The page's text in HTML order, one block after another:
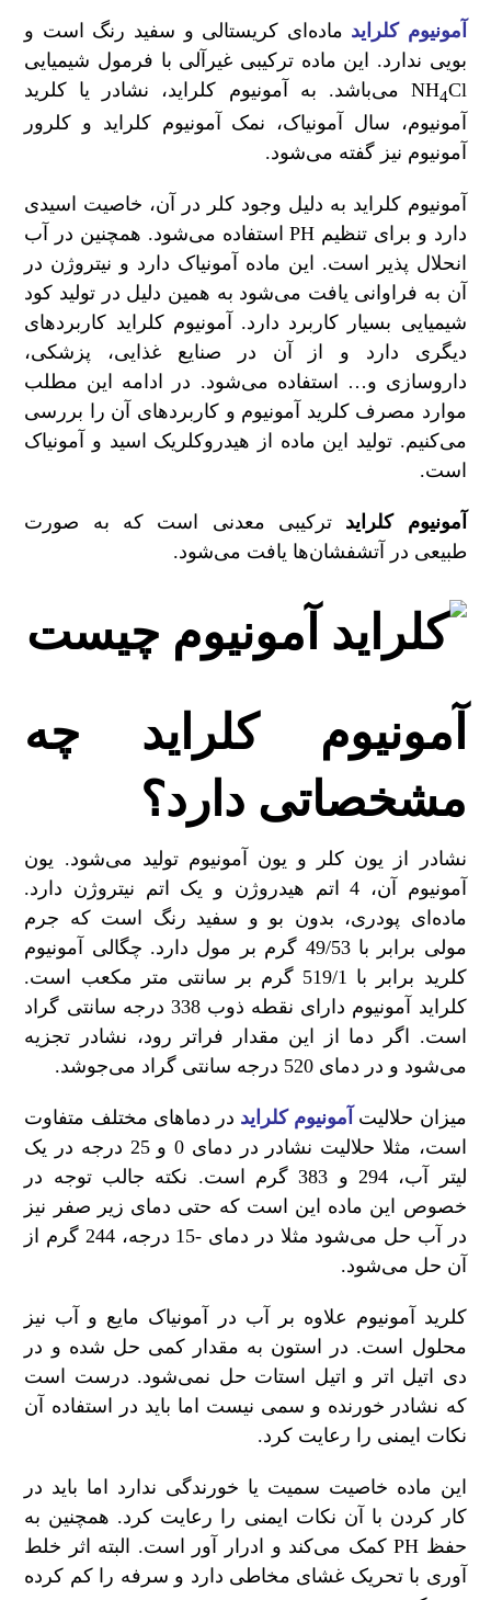
آمونیوم کلراید ماده‌ای کریستالی و سفید رنگ است و
بویی ندارد. این ماده ترکیبی غیرآلی با فرمول شیمیایی
NH4
Cl می‌باشد. به آمونیوم کلراید، نشادر یا کلرید
آمونیوم، سال آمونیاک، نمک آمونیوم کلراید و کلرور
آمونیوم نیز گفته می‌شود.
آمونیوم کلراید به دلیل وجود کلر در آن، خاصیت اسیدی
دارد و برای تنظیم PH استفاده می‌شود. همچنین در آب
انحلال پذیر است. این ماده آمونیاک دارد و نیتروژن در
آن به فراوانی یافت می‌شود به همین دلیل در تولید کود
شیمیایی بسیار کاربرد دارد. آمونیوم کلراید کاربردهای
دیگری دارد و از آن در صنایع غذایی، پزشکی،
داروسازی و… استفاده می‌شود. در ادامه این مطلب
موارد مصرف کلرید آمونیوم و کاربرد‌های آن را بررسی
می‌کنیم. تولید این ماده از هیدروکلریک اسید و آمونیاک
است.
آمونیوم کلراید ترکیبی معدنی است که به صورت
طبیعی در آتشفشان‌ها یافت می‌شود.
آمونیوم کلراید چه
مشخصاتی دارد؟
نشادر از یون کلر و یون آمونیوم تولید می‌شود. یون
آمونیوم آن، 4 اتم هیدروژن و یک اتم نیتروژن دارد.
ماده‌ای پودری، بدون بو و سفید رنگ است که جرم
مولی برابر با 49/53 گرم بر مول دارد. چگالی آمونیوم
کلرید برابر با 519/1 گرم بر سانتی متر مکعب است.
کلراید آمونیوم دارای نقطه ذوب 338 درجه سانتی گراد
است. اگر دما از این مقدار فراتر رود، نشادر تجزیه
می‌شود و در دمای 520 درجه سانتی گراد می‌جوشد.
میزان حلالیت آمونیوم کلراید در دماهای مختلف متفاوت
است، مثلا حلالیت نشادر در دمای 0 و 25 درجه در یک
لیتر آب، 294 و 383 گرم است. نکته جالب توجه در
خصوص این ماده این است که حتی دمای زیر صفر نیز
در آب حل می‌شود مثلا در دمای -15 درجه، 244 گرم از
آن حل می‌شود.
کلرید آمونیوم علاوه بر آب در آمونیاک مایع و آب نیز
محلول است. در استون به مقدار کمی حل شده و در
دی اتیل اتر و اتیل استات حل نمی‌شود. درست است
که نشادر خورنده و سمی نیست اما باید در استفاده آن
نکات ایمنی را رعایت کرد.
این ماده خاصیت سمیت یا خورندگی ندارد اما باید در
کار کردن با آن نکات ایمنی را رعایت کرد. همچنین به
حفظ PH کمک می‌کند و ادرار آور است. البته اثر خلط
آوری با تحریک غشای مخاطی دارد و سرفه را کم کرده